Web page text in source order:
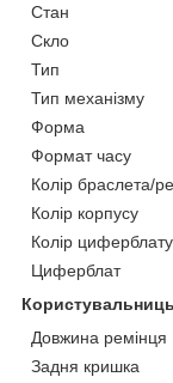
Стан
Скло
Тип
Тип механізму
Форма
Формат часу
Колір браслета/
Колір корпусу
Колір циферблату
Циферблат
Довжина ремінця
Задня кришка